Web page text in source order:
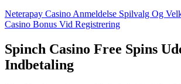
Neterapay Casino Anmeldelse Spilvalg Og
Casino Bonus Vid Registrering
Spinch Casino Free Spins
Indbetaling